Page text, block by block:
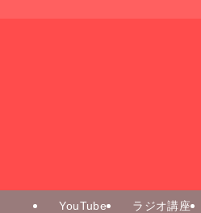
YouTube ラジオ講座